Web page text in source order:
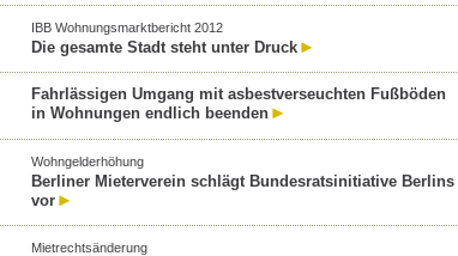
IBB Wohnungsmarktbericht 2012
Die gesamte Stadt steht unter Druck
Fahrlässigen Umgang mit asbestverseuchten Fußböden
in Wohnungen endlich beenden
Wohngelderhöhung
Berliner Mieterverein schlägt Bundesratsinitiative Berlins
vor
Mietrechtsänderung